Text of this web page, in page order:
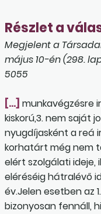
Részlet a
Megjelent a
május 10-én (298.
5055
[…] munkavégzésre
kiskorú,3. nem saját
nyugdíjasként a reá
korhatárt még nem
elért szolgálati
eléréséig hátralévő
év.Jelen esetben az
bizonyosan fennáll,